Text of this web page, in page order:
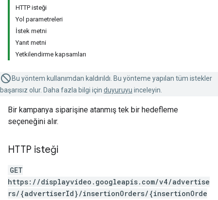
HTTP isteği
Yol parametreleri
İstek metni
Yanıt metni
Yetkilendirme kapsamları
Bu yöntem kullanımdan kaldırıldı. Bu yönteme yapılan tüm istekler
başarısız olur. Daha fazla bilgi için duyuruyu inceleyin.
Bir kampanya siparişine atanmış tek bir hedefleme
seçeneğini alır.
HTTP isteği
GET
https://displayvideo.googleapis.com/v4/advertise
rs/{advertiserId}/insertionOrders/{insertionOrde